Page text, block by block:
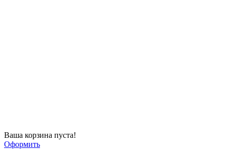
Ваша корзина пуста!
Оформить